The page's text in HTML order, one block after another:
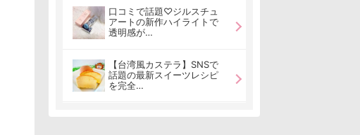
口コミで話題♡ジルスチュ
アートの新作ハイライトで
透明感が…
【台湾風カステラ】SNSで
話題の最新スイーツレシピ
を完全…